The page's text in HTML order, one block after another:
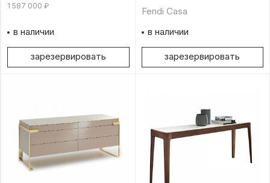
1 587 000 ₽
в наличии
зарезервировать
Fendi Casa
в наличии
зарезервировать